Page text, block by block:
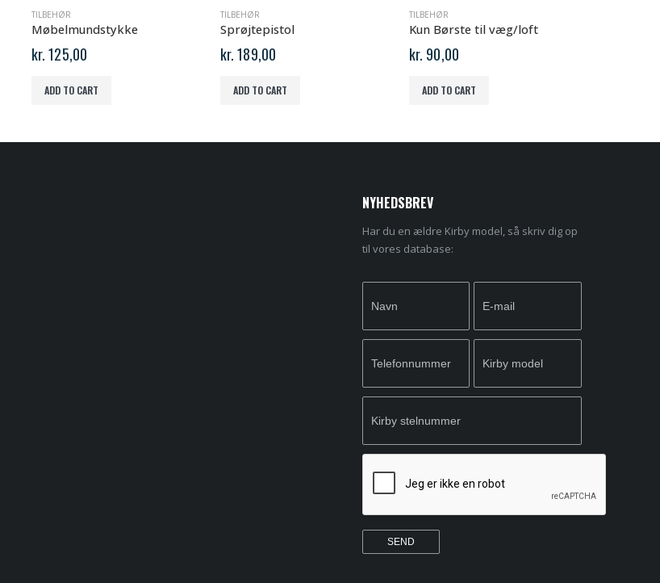
TILBEHØR
Møbelmundstykke
kr.125,00
ADD TO CART
TILBEHØR
Sprøjtepistol
kr.189,00
ADD TO CART
TILBEHØR
Kun Børste til væg/loft
kr. 90,00
ADD TO CART
NYHEDSBREV
Har du en ældre Kirby model, så skriv dig op
til vores database:
Newsletter
Signup
are
human,
leave
this
blank.
SEND